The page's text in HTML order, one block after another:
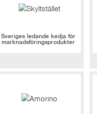
Sveriges ledande kedja för
marknadsföringsprodukter